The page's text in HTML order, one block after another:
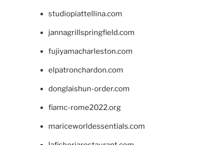
studiopiattellina.com
jannagrillspringfield.com
fujiyamacharleston.com
elpatronchardon.com
donglaishun-order.com
fiamc-rome2022.org
mariceworldessentials.com